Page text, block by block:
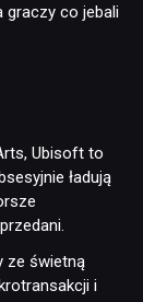
graczy co jebali
Ubisoft to
ładują
ze świetną
i